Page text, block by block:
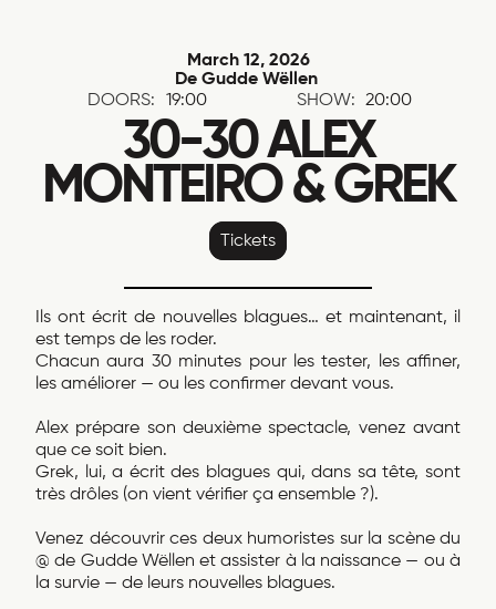
March 12, 2026
De Gudde Wëllen
DOORS:
19:00 SHOW: 20:00
30-30 ALEX
MONTEIRO & GREK
Tickets
Ils ont écrit de nouvelles blagues… et maintenant, il
est temps de les roder.
Chacun aura 30 minutes pour les tester, les affiner,
les améliorer — ou les confirmer devant vous.
Alex prépare son deuxième spectacle, venez avant
que ce soit bien.
Grek, lui, a écrit des blagues qui, dans sa tête, sont
très drôles (on vient vérifier ça ensemble ?).
Venez découvrir ces deux humoristes sur la scène du
@ de Gudde Wëllen et assister à la naissance — ou à
la survie — de leurs nouvelles blagues.